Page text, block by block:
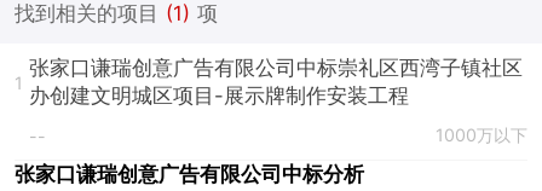
找到相关的项目 (1) 项
1
张家口谦瑞创意广告有限公司中标崇礼区西湾子镇社区
办创建文明城区项目-展示牌制作安装工程
-- 1000万以下
张家口谦瑞创意广告有限公司中标分析